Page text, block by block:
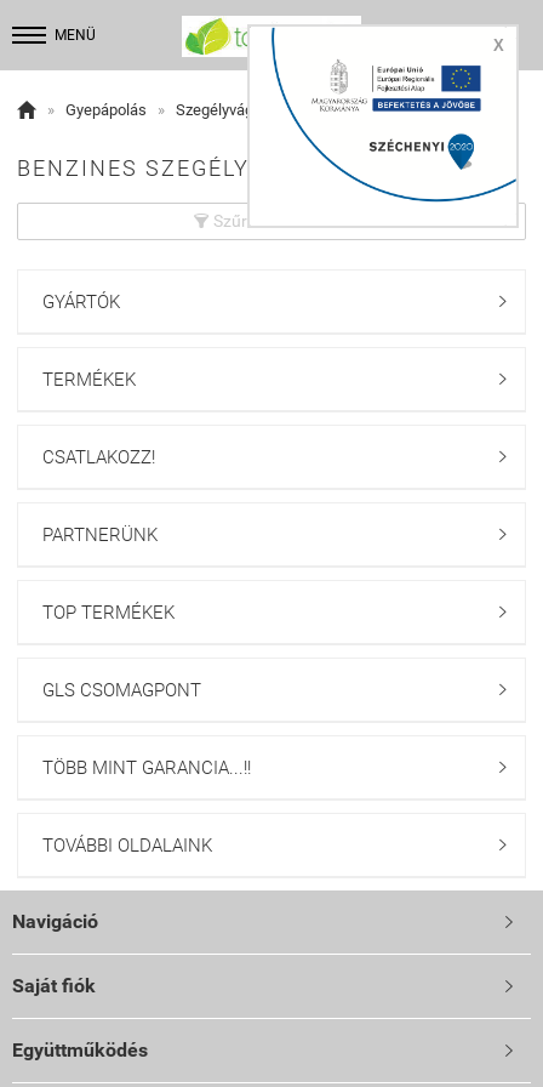
MENÜ  
 » Gyepápolás » Szegélyvágók
BENZINES SZEGÉLYVÁGÓK:
 Szűrés beállítások
GYÁRTÓK 
TERMÉKEK 
CSATLAKOZZ! 
PARTNERÜNK 
TOP TERMÉKEK 
GLS CSOMAGPONT 
TÖBB MINT GARANCIA...!! 
TOVÁBBI OLDALAINK 
Navigáció 
Saját fiók 
Együttműködés 
X